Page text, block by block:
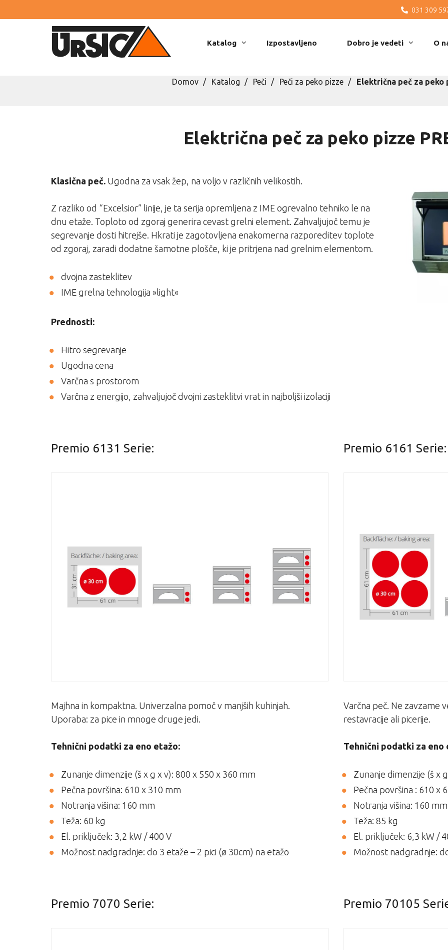
031 309
Katalog Izpostavljeno Dobro je vedeti O
Domov Katalog Peči Peči za peko pizze Električna peč za peko
Električna peč za peko pizze
Klasična peč. Ugodna za vsak žep, na voljo v različnih velikostih.
Z razliko od “Excelsior” linije, je ta serija opremljena z IME ogrevalno tehniko le na
dnu etaže. Toploto od zgoraj generira cevast grelni element. Zahvaljujoč temu je
segrevanje dosti hitrejše. Hkrati je zagotovljena enakomerna razporeditev toplote
od zgoraj, zaradi dodatne šamotne plošče, ki je pritrjena nad grelnim elementom.
dvojna zasteklitev
IME grelna tehnologija »light«
Prednosti:
Hitro segrevanje
Ugodna cena
Varčna s prostorom
Varčna z energijo, zahvaljujoč dvojni zasteklitvi vrat in najboljši izolaciji
Premio 6131 Serie:
Majhna in kompaktna. Univerzalna pomoč v manjših kuhinjah.
Uporaba: za pice in mnoge druge jedi.
Tehnični podatki za eno etažo:
Zunanje dimenzije (š x g x v): 800 x 550 x 360 mm
Pečna površina: 610 x 310 mm
Notranja višina: 160 mm
Teža: 60 kg
El. priključek: 3,2 kW / 400 V
Možnost nadgradnje: do 3 etaže – 2 pici (ø 30cm) na etažo
Premio 6161 Serie:
Varčna peč. Ne zavzame
restavracije ali picerije.
Tehnični podatki za eno
Zunanje dimenzije (š x
Pečna površina : 610 x
Notranja višina: 160 mm
Teža: 85 kg
El. priključek: 6,3 kW /
Možnost nadgradnje:
Premio 7070 Serie: Premio 70105